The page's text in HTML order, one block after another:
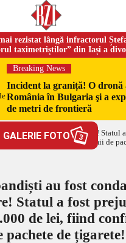
rezistat lângă infractorul
taximetriștilor” din Iași a
Breaking News
Incident la graniță! O dronă
România în Bulgaria şi a
de metri de frontieră
GALERIE FOTO 3
au fost
Statul a fost
de lei, fiind
pachete de țigarete!